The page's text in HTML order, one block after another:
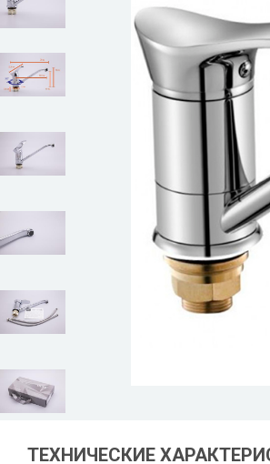
ТЕХНИЧЕСКИЕ